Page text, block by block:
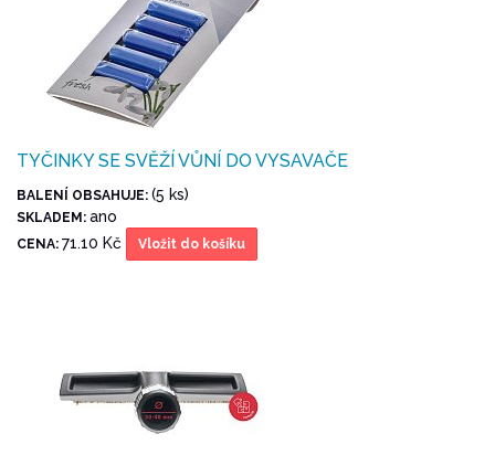
TYČINKY SE SVĚŽÍ VŮNÍ DO VYSAVAČE
BALENÍ OBSAHUJE: (5 ks)
SKLADEM: ano
CENA: 71.10 Kč Vložit do košíku